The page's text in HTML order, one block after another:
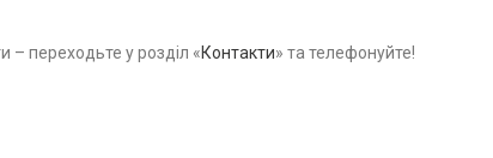
переходьте у розділ «Контакти» та телефонуйте!